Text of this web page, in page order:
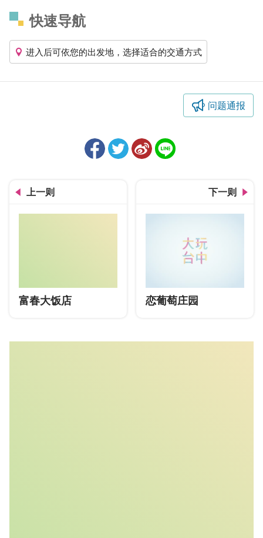
快速导航
进入后可依您的出发地，选择适合的交通方式
问题通报
上一则
富春大饭店
下一则
恋葡萄庄园